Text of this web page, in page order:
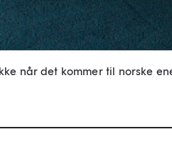
når det kommer til norske